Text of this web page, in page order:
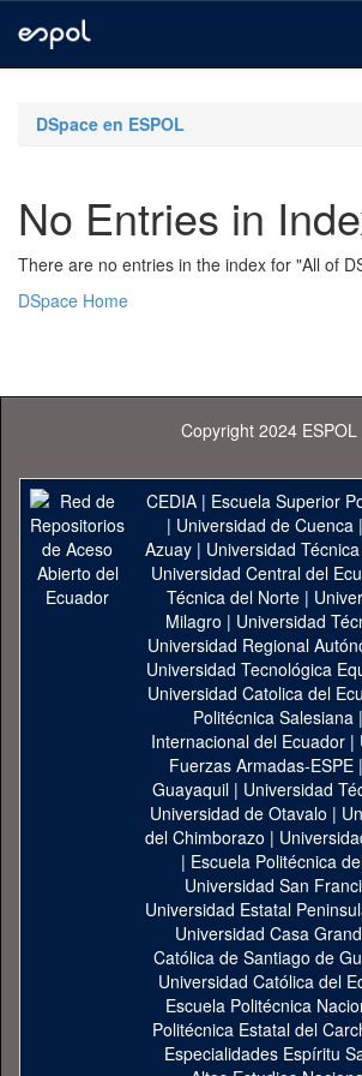
navigationDSpace en ESPOL
No Entries in
There are no entries in the index for "All of
DSpace Home
Copyright 2024 ESPOL
CEDIA| Escuela Superior
| Universidad de Cuenca|
Azuay| Universidad
Universidad Central del
Técnica del Norte |
Milagro | Universidad
Universidad Regional
Universidad Tecnológica
Universidad Catolica del
Politécnica Salesiana |
Internacional del Ecuador |
Fuerzas Armadas-ESPE |
Guayaquil| Universidad
Universidad de Otavalo |
del Chimborazo |
| Escuela Politécnica
Universidad San
Universidad Estatal
Universidad Casa
Católica de Santiago de
Universidad Católica del
Escuela Politécnica
Politécnica Estatal del
Especialidades Espíritu